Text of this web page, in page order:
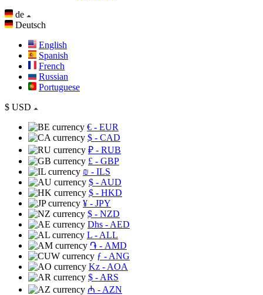
de
Deutsch
English
Spanish
French
Russian
Portuguese
$ USD
€ - EUR
$ - CAD
₽ - RUB
£ - GBP
₪ - ILS
$ - AUD
$ - HKD
¥ - JPY
$ - NZD
Dhs - AED
L - ALL
֏ - AMD
ƒ - ANG
Kz - AOA
$ - ARS
₼ - AZN